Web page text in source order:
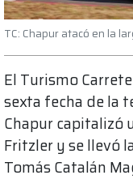
TC: Chapur atacó en la
El Turismo
sexta fecha de la
Chapur capitalizó
Fritzler y se llevó
Tomás Catalán